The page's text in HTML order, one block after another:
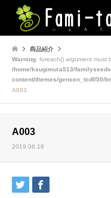
商品紹介
Warning: foreach() argument must
/home/ksugimura513/
content/themes/gensen_tcd050/
A003
A003
2019.06.18